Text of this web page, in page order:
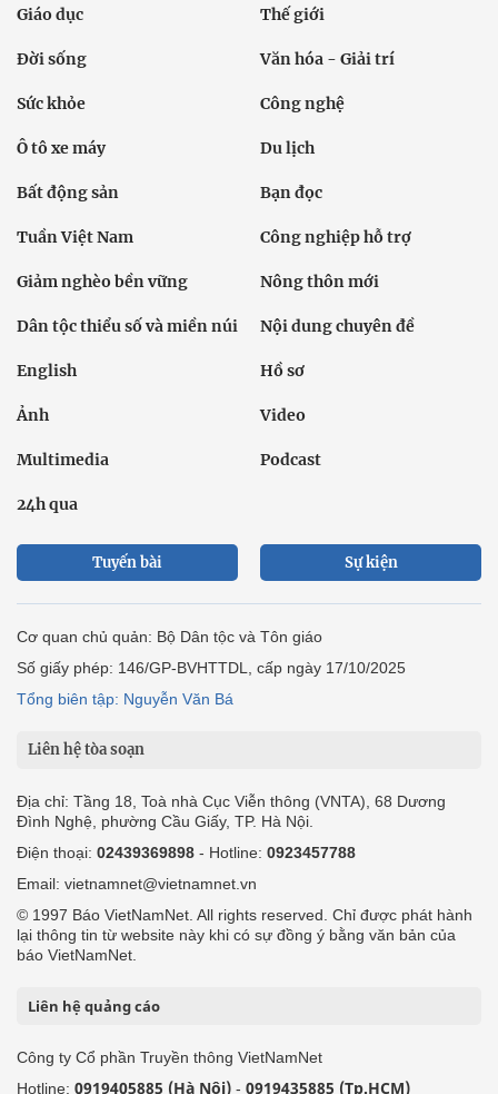
Giáo dục Thế giới
Đời sống Văn hóa - Giải trí
Sức khỏe Công nghệ
Ô tô xe máy Du lịch
Bất động sản Bạn đọc
Tuần Việt Nam Công nghiệp hỗ trợ
Giảm nghèo bền vững Nông thôn mới
Dân tộc thiểu số và miền núi Nội dung chuyên đề
English Hồ sơ
Ảnh Video
Multimedia Podcast
24h qua
Tuyến bài Sự kiện
Cơ quan chủ quản: Bộ Dân tộc và Tôn giáo
Số giấy phép: 146/GP-BVHTTDL, cấp ngày 17/10/2025
Tổng biên tập: Nguyễn Văn Bá
Liên hệ tòa soạn
Địa chỉ: Tầng 18, Toà nhà Cục Viễn thông (VNTA), 68 Dương
Đình Nghệ, phường Cầu Giấy, TP. Hà Nội.
Điện thoại: 02439369898 - Hotline: 0923457788
Email: vietnamnet@vietnamnet.vn
© 1997 Báo VietNamNet. All rights reserved. Chỉ được phát hành
lại thông tin từ website này khi có sự đồng ý bằng văn bản của
báo VietNamNet.
Liên hệ quảng cáo
Công ty Cổ phần Truyền thông VietNamNet
Hotline: 0919405885 (Hà Nội) - 0919435885 (Tp.HCM)